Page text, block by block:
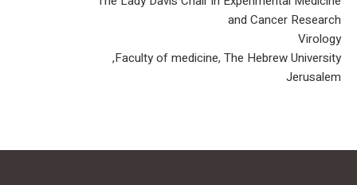
and Cancer Research
Virology
Faculty of medicine, The Hebrew University,
Jerusalem